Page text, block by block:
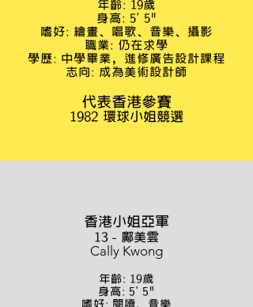
年齡: 19歲
身高: 5' 5"
嗜好: 繪畫、唱歌、音樂、攝影
職業: 仍在求學
學歷: 中學畢業，進修廣告設計課程
志向: 成為美術設計師
代表香港參賽
1982 環球小姐競選
香港小姐亞軍
13 - 鄺美雲
Cally Kwong
年齡: 19歲
身高: 5' 5"
嗜好: 閱讀、音樂